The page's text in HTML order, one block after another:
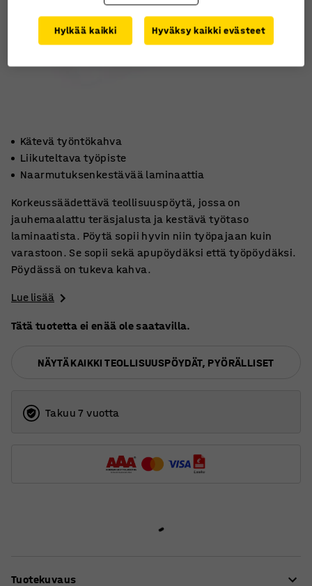
Kätevä työntökahva
Liikuteltava työpiste
Naarmutuksenkestävää laminaattia
Korkeussäädettävä teollisuuspöytä, jossa on
jauhemaalattu teräsjalusta ja kestävä työtaso
laminaatista. Pöytä sopii hyvin niin työpajaan kuin
varastoon. Se sopii sekä apupöydäksi että työpöydäksi.
Pöydässä on tukeva kahva.
Lue lisää
Tätä tuotetta ei enää ole saatavilla.
NÄYTÄ KAIKKI TEOLLISUUSPÖYDÄT, PYÖRÄLLISET
Takuu 7 vuotta
Tuotekuvaus
Hylkää kaikki Hyväksy kaikki evästeet